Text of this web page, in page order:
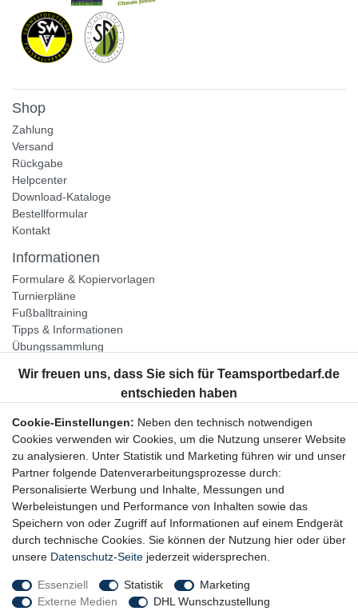
Shop
Zahlung
Versand
Rückgabe
Helpcenter
Download-Kataloge
Bestellformular
Kontakt
Informationen
Formulare & Kopiervorlagen
Turnierpläne
Fußballtraining
Tipps & Informationen
Übungssammlung
Unternehmen
Widerrufsrecht
Bestellung widerrufen
Datenschutzerklärung
AGB
Impressum
Newsletter
Newsletter-Anmeldung
Cookie-Einstellungen: Neben den technisch notwendigen
Cookies verwenden wir Cookies, um die Nutzung unserer Website
zu analysieren. Unter Statistik und Marketing führen wir und unser
Partner folgende Datenverarbeitungsprozesse durch:
Personalisierte Werbung und Inhalte, Messungen und
Werbeleistungen und Performance von Inhalten sowie das
Speichern von oder Zugriff auf Informationen auf einem Endgerät
durch technische Cookies. Sie können der Nutzung hier oder über
unsere Datenschutz-Seite jederzeit widersprechen.
Essenziell Statistik
Marketing
Externe Medien
DHL Wunschzustellung